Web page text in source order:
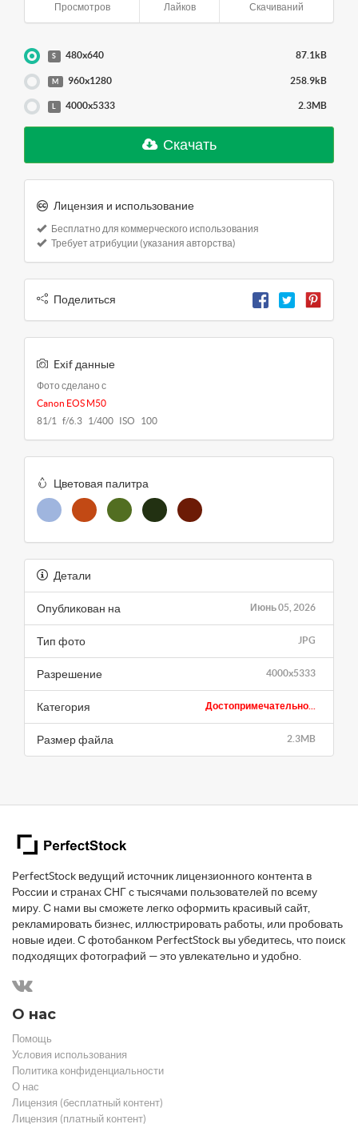
Просмотров Лайков Скачиваний
S 480x640 87.1kB
M 960x1280 258.9kB
L 4000x5333 2.3MB
Скачать
Лицензия и использование
Бесплатно для коммерческого использования
Требует атрибуции (указания авторства)
Поделиться
Exif данные
Фото сделано с
Canon EOS M50
81/1 f/6.3 1/400 ISO 100
Цветовая палитра
Детали
Июнь 05, 2026
Опубликован на
JPG
Тип фото
4000x5333
Разрешение
Достопримечательно...
Категория
2.3MB
Размер файла
PerfectStock ведущий источник лицензионного контента в
России и странах СНГ с тысячами пользователей по всему
миру. С нами вы сможете легко оформить красивый сайт,
рекламировать бизнес, иллюстрировать работы, или пробовать
новые идеи. С фотобанком PerfectStock вы убедитесь, что поиск
подходящих фотографий — это увлекательно и удобно.
О нас
Помощь
Условия использования
Политика конфиденциальности
О нас
Лицензия (бесплатный контент)
Лицензия (платный контент)